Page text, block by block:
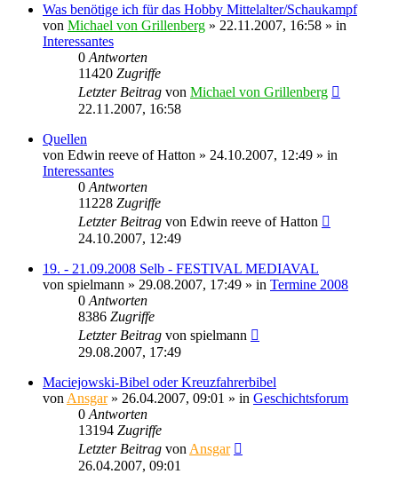
Was benötige ich für das Hobby Mittelalter/Schaukampf
von Michael von Grillenberg » 22.11.2007, 16:58 » in
Interessantes
0 Antworten
11420 Zugriffe
Letzter Beitrag von Michael von Grillenberg
22.11.2007, 16:58
Quellen
von Edwin reeve of Hatton » 24.10.2007, 12:49 » in
Interessantes
0 Antworten
11228 Zugriffe
Letzter Beitrag von Edwin reeve of Hatton
24.10.2007, 12:49
19. - 21.09.2008 Selb - FESTIVAL MEDIAVAL
von spielmann » 29.08.2007, 17:49 » in Termine 2008
0 Antworten
8386 Zugriffe
Letzter Beitrag von spielmann
29.08.2007, 17:49
Maciejowski-Bibel oder Kreuzfahrerbibel
von Ansgar» 26.04.2007, 09:01 » in Geschichtsforum
0 Antworten
13194 Zugriffe
Letzter Beitrag von Ansgar
26.04.2007, 09:01